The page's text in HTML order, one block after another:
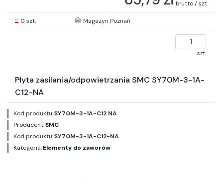
brutto / szt.
0 szt. Magazyn Poznań
szt.
Płyta zasilania/odpowietrzania SMC SY70M-3-1A-
C12-NA
Kod produktu:SY70M-3-1A-C12 NA
Producent:SMC
Kod produktu:SY70M-3-1A-C12-NA
Kategoria:Elementy do zaworów